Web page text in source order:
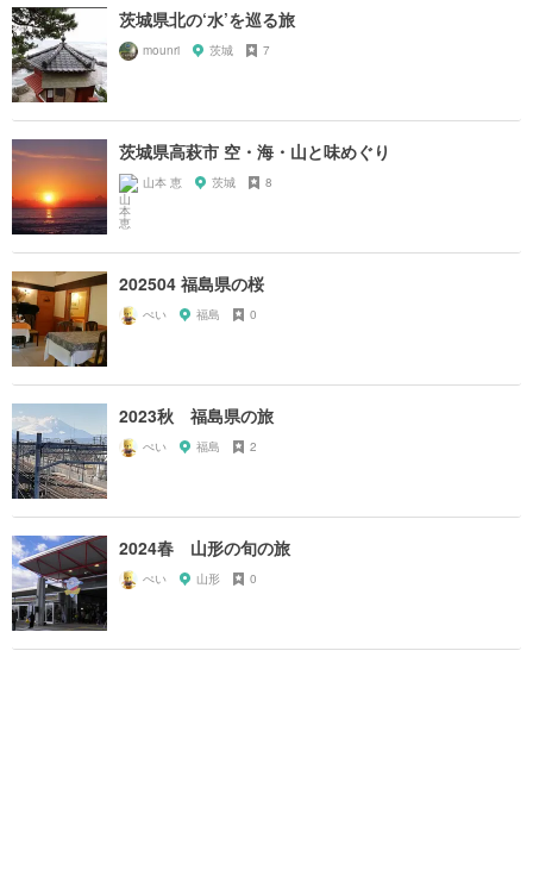
茨城県北の‘水’を巡る旅
mounri 茨城 7
茨城県高萩市 空・海・山と味めぐり
山本 恵 茨城 8
202504 福島県の桜
ぺい 福島 0
2023秋 福島県の旅
ぺい 福島 2
2024春 山形の旬の旅
ぺい 山形 0